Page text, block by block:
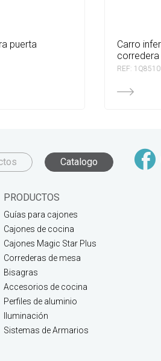
carro inferior para puerta
corredera
REF: 1Q8510
Catalogo
PRODUCTOS
Guías para cajones
Cajones de cocina
Cajones Magic Star Plus
Correderas de mesa
Bisagras
Accesorios de cocina
Perfiles de aluminio
Iluminación
Sistemas de Armarios